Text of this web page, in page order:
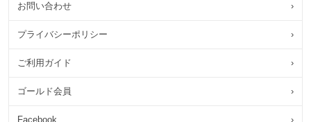
お問い合わせ ›
プライバシーポリシー ›
ご利用ガイド ›
ゴールド会員 ›
Facebook ›